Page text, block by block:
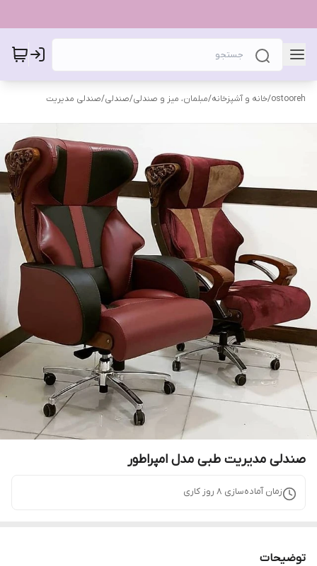
ostooreh
/خانه و آشپزخانه/مبلمان، میز و صندلی/صندلی/صندلی مدیریت
صندلی مدیریت طبی مدل امپراطور
زمان آماده‌سازی 8 روز کاری
توضیحات